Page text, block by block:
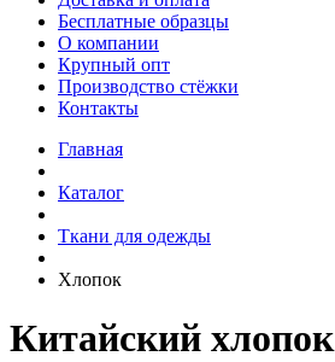
Бесплатные образцы
О компании
Крупный опт
Производство стёжки
Контакты
Главная
Каталог
Ткани для одежды
Хлопок
Китайский хлопок